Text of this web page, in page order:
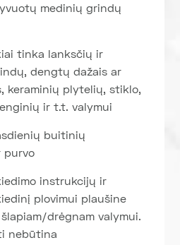
medinių grindų
tinka lanksčių ir
dengtų dažais ar
keraminių plytelių, stiklo,
ir t.t. valymui
buitinių
purvo
instrukcijų ir
plovimui plaušine
drėgnam valymui.
nebūtina